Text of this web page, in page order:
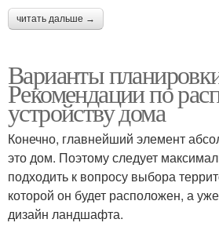
читать дальше →
Варианты
Рекомендации по
устройству дома
Конечно, главнейший элемент
это дом. Поэтому следует
подходить к вопросу выбора
которой он будет расположен, а
дизайн ландшафта.